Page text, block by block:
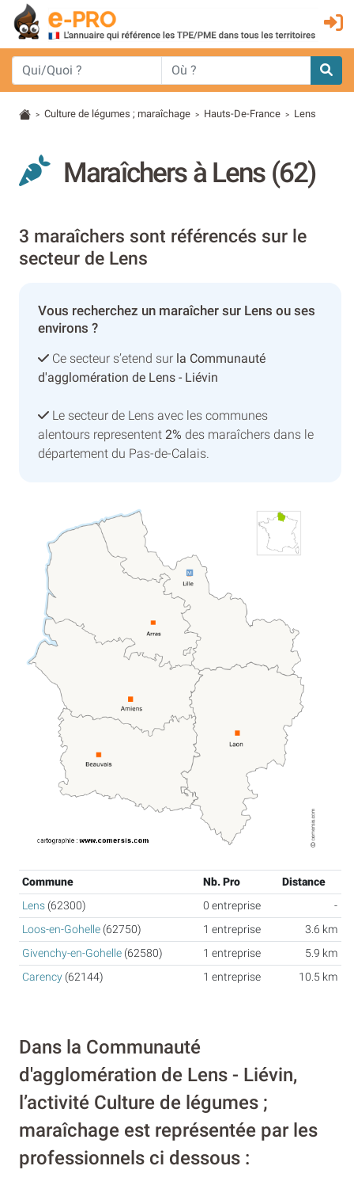
> Culture de légumes ; maraîchage > Hauts-De-France > Lens
Maraîchers à Lens (62)
3 maraîchers sont référencés sur le
secteur de Lens
Vous recherchez un maraîcher sur Lens ou ses
environs ?
Ce secteur s’etend sur la Communauté
d'agglomération de Lens - Liévin
Le secteur de Lens avec les communes
alentours representent 2% des maraîchers dans le
département du Pas-de-Calais.
Commune Nb. Pro
Distance
Lens (62300) 0 entreprise
-
Loos-en-Gohelle (62750) 1 entreprise
3.6 km
Givenchy-en-Gohelle (62580) 1 entreprise
5.9 km
Carency (62144) 1 entreprise 10.5 km
Dans la Communauté
d'agglomération de Lens - Liévin,
l’activité Culture de légumes ;
maraîchage est représentée par les
professionnels ci dessous :